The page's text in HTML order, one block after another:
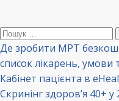
Пошук:
Де зробити МРТ
список лікарень, умови
Кабінет пацієнта в
Скринінг здоров’я 40+